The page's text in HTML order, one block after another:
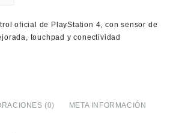
oficial de PlayStation 4, con sensor de
touchpad y conectividad
(0) META INFORMACIÓN